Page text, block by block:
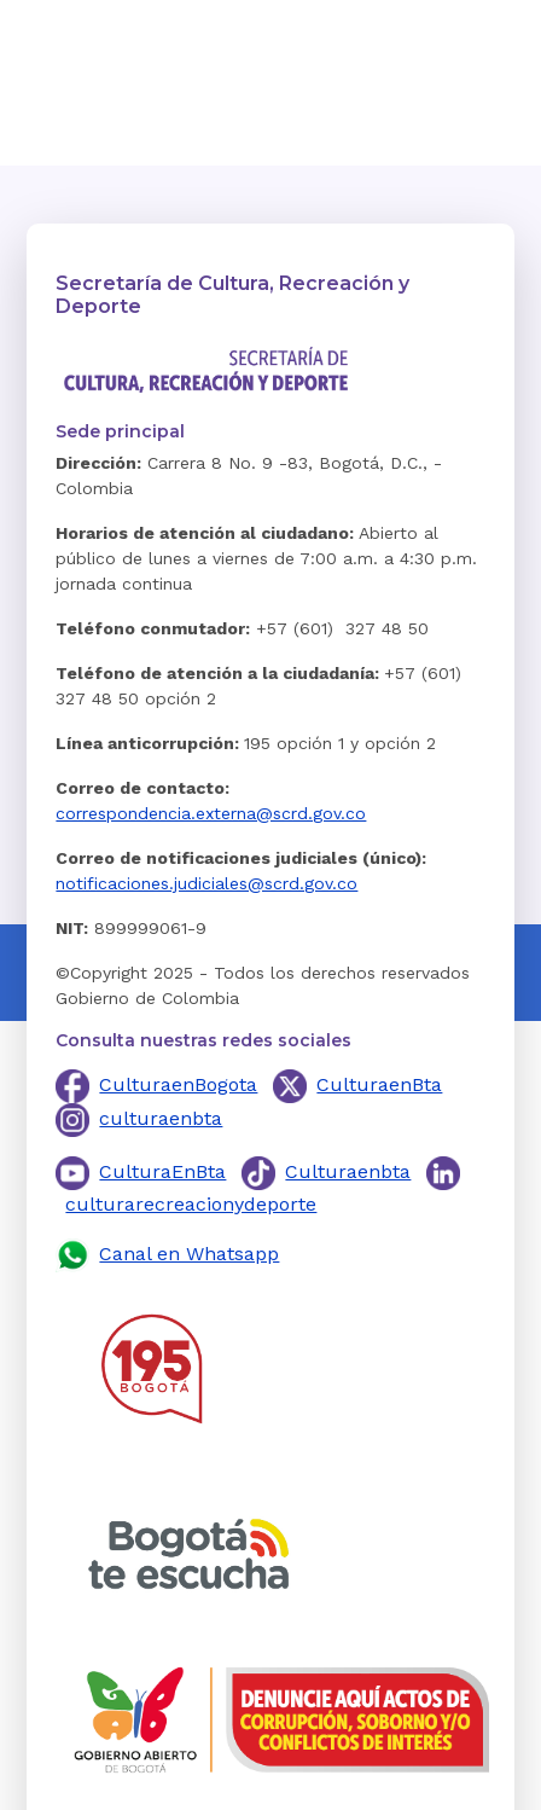
Secretaría de Cultura, Recreación y
Deporte
Sede principal
Dirección: Carrera 8 No. 9 -83, Bogotá, D.C., -
Colombia
Horarios de atención al ciudadano:Abierto al
público de lunes a viernes de 7:00 a.m. a 4:30 p.m.
jornada continua
Teléfono conmutador: +57 (601) 327 48 50
Teléfono de atención a la ciudadanía: +57 (601)
327 48 50 opción 2
Línea anticorrupción:195 opción 1 y opción 2
Correo de contacto:
correspondencia.externa@scrd.gov.co
Correo de notificaciones judiciales (único):
notificaciones.judiciales@scrd.gov.co
NIT: 899999061-9
©Copyright 2025 - Todos los derechos reservados
Gobierno de Colombia
Consulta nuestras redes sociales
CulturaenBogota
CulturaenBta
culturaenbta
CulturaEnBta
Culturaenbta
culturarecreacionydeporte
Canal en Whatsapp